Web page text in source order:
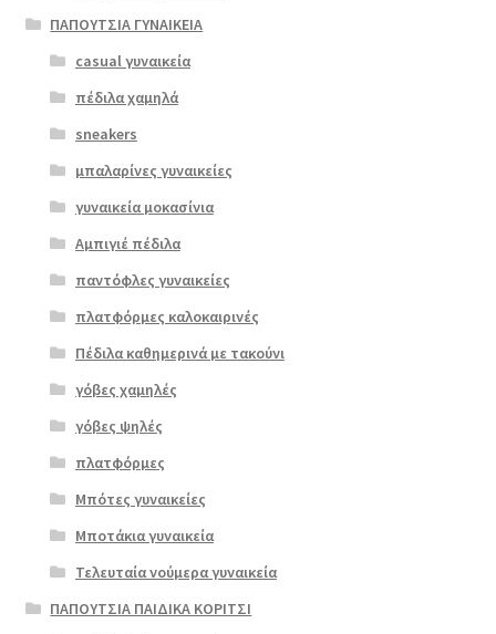
Επιλο
ΠΑΠΟΥΤΣΙΑ ΓΥΝΑΙΚΕΙΑ
casual γυναικεία
πέδιλα χαμηλά
sneakers
μπαλαρίνες γυναικείες
γυναικεία μοκασίνια
Αμπιγιέ πέδιλα
παντόφλες γυναικείες
πλατφόρμες καλοκαιρινές
Πέδιλα καθημερινά με τακούνι
γόβες χαμηλές
γόβες ψηλές
πλατφόρμες
Μπότες γυναικείες
Μποτάκια γυναικεία
Τελευταία νούμερα γυναικεία
ΠΑΠΟΥΤΣΙΑ ΠΑΙΔΙΚΑ ΚΟΡΙΤΣΙ